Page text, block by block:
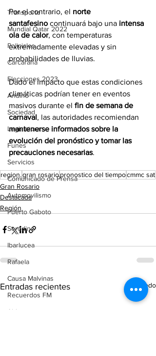
Transporte
Mundial Qatar 2022
Policiales
Carcarañá
Elecciones 2023
Andino
Sociedad
Legislatura
Funes
Servicios
Comunicado de Prensa
Automovilismo
Puerto Gaboto
Serodino
Ibarlucea
Rafaela
Causa Malvinas
Recuerdos FM
Aldao
Por el contrario, el norte
santafesino continuará bajo una intensa
ola de calor, con temperaturas
extremadamente elevadas y sin
probabilidades de lluvias.
Dado el impacto que estas condiciones
climáticas podrían tener en eventos
masivos durante el fin de semana de
carnaval, las autoridades recomiendan
mantenerse informados sobre la
evolución del pronóstico y tomar las
precauciones necesarias.
region.gran rosariopronostico del tiempocmmc sat
Gran Rosario
Destacada
Región
Entradas recientes Ver todo